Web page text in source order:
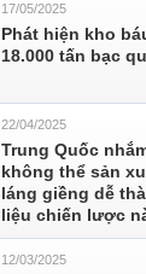
17/05/2025
Phát hiện kho
18.000 tấn bạc
22/04/2025
Trung Quốc
không thể sản
láng giềng dễ
liệu chiến lược
12/03/2025